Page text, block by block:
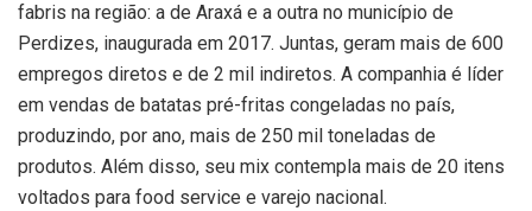
fabris na região: a de Araxá e a outra no município de
Perdizes, inaugurada em 2017. Juntas, geram mais de 600
empregos diretos e de 2 mil indiretos. A companhia é líder
em vendas de batatas pré-fritas congeladas no país,
produzindo, por ano, mais de 250 mil toneladas de
produtos. Além disso, seu mix contempla mais de 20 itens
voltados para food service e varejo nacional.